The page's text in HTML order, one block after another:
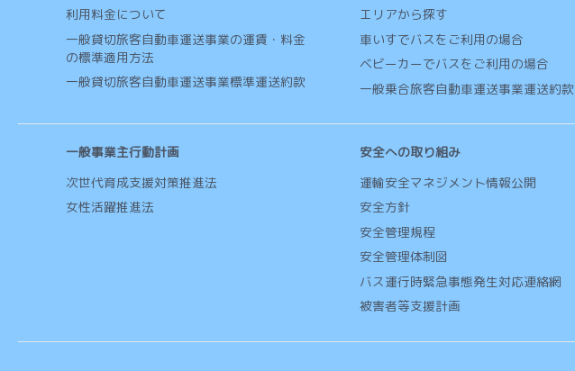
利用料金について
一般貸切旅客自動車運送事業の運賃・料金
の標準適用方法
一般貸切旅客自動車運送事業標準運送約款
エリアから探す
車いすでバスをご利用の場合
ベビーカーでバスをご利用の場合
一般乗合旅客自動車運送事業運送約款
一般事業主行動計画
次世代育成支援対策推進法
女性活躍推進法
安全への取り組み
運輸安全マネジメント情報公開
安全方針
安全管理規程
安全管理体制図
バス運行時緊急事態発生対応連絡網
被害者等支援計画